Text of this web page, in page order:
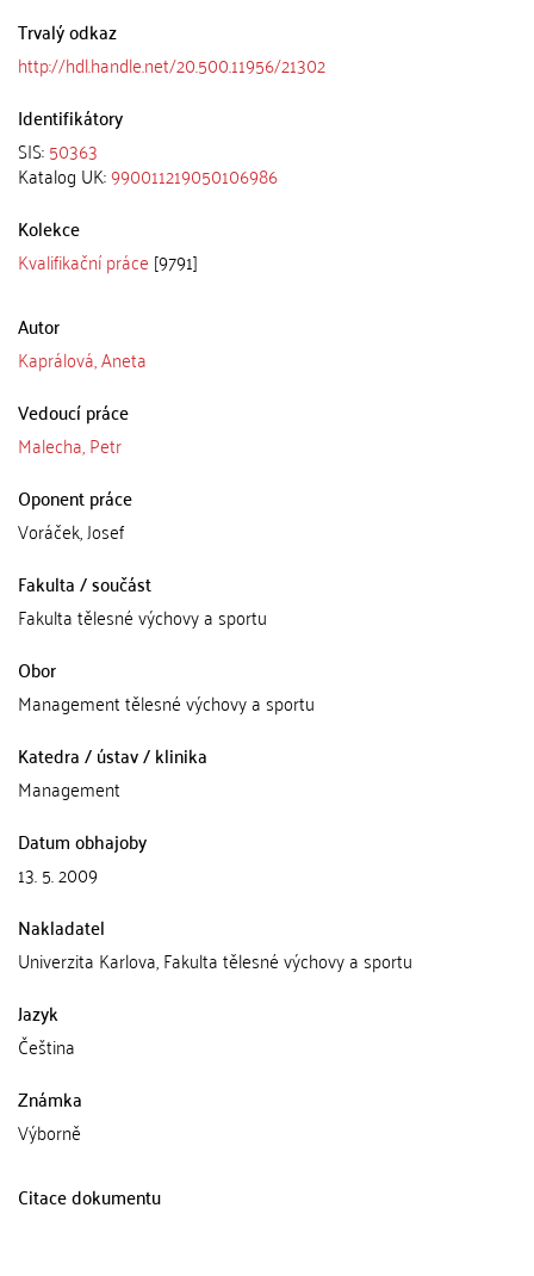
Trvalý odkaz
http://hdl.handle.net/20.500.11956/21302
Identifikátory
SIS:50363
Katalog UK:990011219050106986
Kolekce
Kvalifikační práce [9791]
Autor
Kaprálová, Aneta
Vedoucí práce
Malecha, Petr
Oponent práce
Voráček, Josef
Fakulta / součást
Fakulta tělesné výchovy a sportu
Obor
Management tělesné výchovy a sportu
Katedra / ústav / klinika
Management
Datum obhajoby
13. 5. 2009
Nakladatel
Univerzita Karlova, Fakulta tělesné výchovy a sportu
Jazyk
Čeština
Známka
Výborně
Citace dokumentu